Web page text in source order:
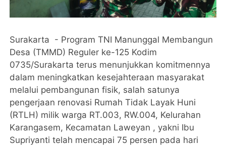
Surakarta - Program TNI Manunggal Membangun
Desa (TMMD) Reguler ke-125 Kodim
0735/Surakarta terus menunjukkan komitmennya
dalam meningkatkan kesejahteraan masyarakat
melalui pembangunan fisik, salah satunya
pengerjaan renovasi Rumah Tidak Layak Huni
(RTLH) milik warga RT.003, RW.004, Kelurahan
Karangasem, Kecamatan Laweyan , yakni Ibu
Supriyanti telah mencapai 75 persen pada hari